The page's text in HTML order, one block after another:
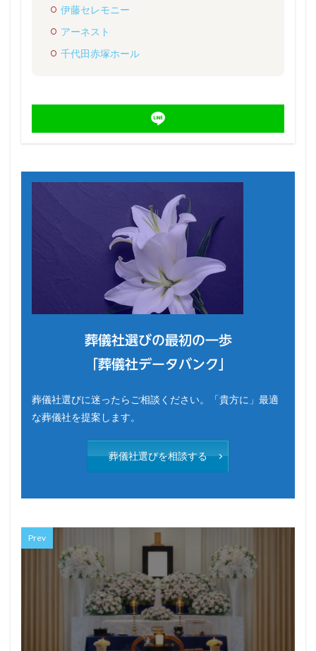
伊藤セレモニー
アーネスト
千代田赤塚ホール
葬儀社選びの最初の一歩
「葬儀社データバンク」
葬儀社選びに迷ったらご相談ください。「貴方に」最適
な葬儀社を提案します。
葬儀社選びを相談する
Prev